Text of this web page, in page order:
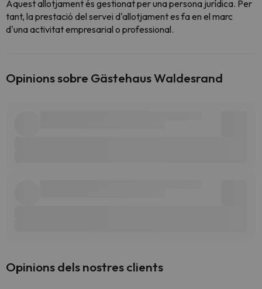
Aquest allotjament és gestionat per una persona jurídica. Per
tant, la prestació del servei d'allotjament es fa en el marc
d'una activitat empresarial o professional.
Opinions sobre Gästehaus Waldesrand
Opinions dels nostres clients